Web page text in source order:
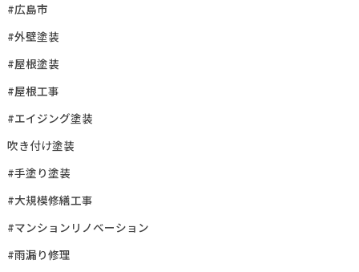
#広島市
#外壁塗装
#屋根塗装
#屋根工事
#エイジング塗装
吹き付け塗装
#手塗り塗装
#大規模修繕工事
#マンションリノベーション
#雨漏り修理